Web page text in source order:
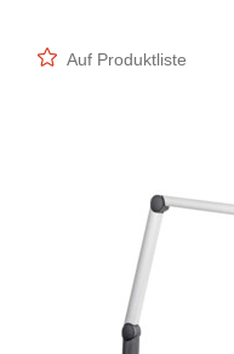
Auf Produktliste